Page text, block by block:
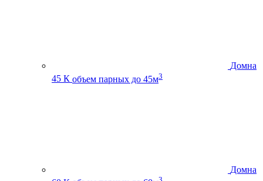
Домна
45 К объем парных до 45м3
Домна